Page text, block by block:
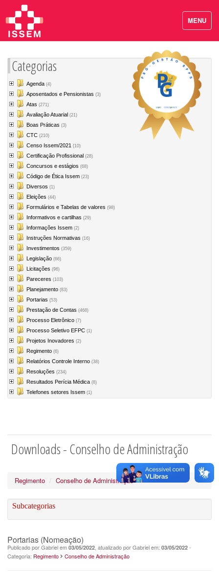
Categorias
Agenda (4)
Aposentados e Pensionistas (3)
Atas (271)
Avaliação Atuarial (21)
Boas Práticas (3)
CTC (210)
Censo Issem/2021 (10)
Certificação Profissional (28)
Concursos e estágios (68)
Código de Ética Issem (23)
Diversos (1)
Eleições (44)
Formulários e Tabelas de valores (98)
Informativos e cartilhas (29)
Informações Issem (2)
Instruções Normativas (16)
Investimentos (359)
Legislação (66)
Licitações (96)
Pareceres (103)
Planejamento (83)
Portarias (53)
Prestação de Contas (468)
Processo Eletrônico (7)
Processo Seletivo EFPC (1)
Projetos Inovadores (2)
Regimento (6)
Relatórios Controle Interno (38)
Resoluções (234)
Resultados Perícia Médica (8)
Telefones setores Issem (1)
Downloads - Conselho de Administração
Regimento Conselho de Administração
Subcategorias
Portarias (Nomeação)
Publicado por Gabriel em 03/05/2022 , atualizado por Gabriel em: 03/05/2022 -
Categoria: Regimento Conselho de Administração
MENU